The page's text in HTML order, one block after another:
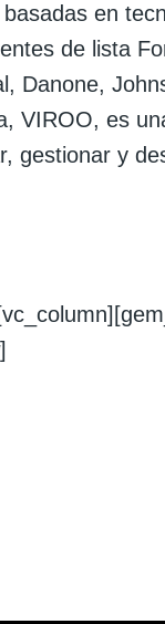
en
de lista
Danone,
VIROO, es
gestionar y